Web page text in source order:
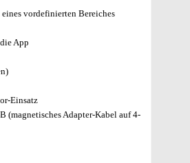
vordefinierten Bereiches
App
Einsatz
(magnetisches Adapter-Kabel auf 4-